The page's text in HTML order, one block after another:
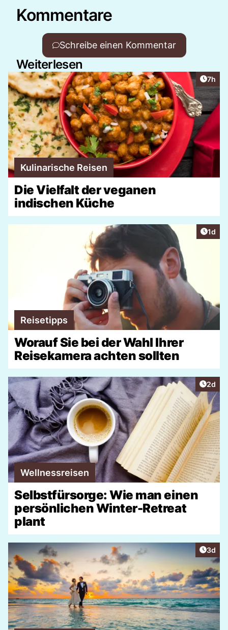
Kommentare
Schreibe einen Kommentar
Weiterlesen
7h
Kulinarische Reisen
Die Vielfalt der veganen
indischen Küche
1d
Reisetipps
Worauf Sie bei der Wahl Ihrer
Reisekamera achten sollten
2d
Wellnessreisen
Selbstfürsorge: Wie man einen
persönlichen Winter-Retreat
plant
3d